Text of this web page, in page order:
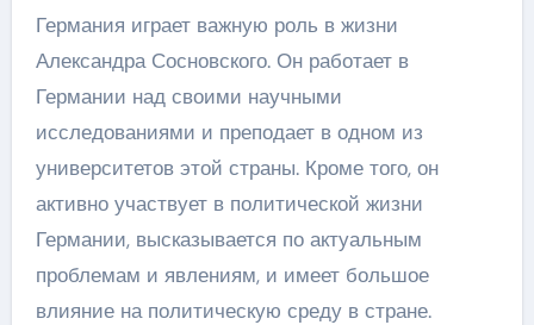
Германия играет важную роль в жизни
Александра Сосновского. Он работает в
Германии над своими научными
исследованиями и преподает в одном из
университетов этой страны. Кроме того, он
активно участвует в политической жизни
Германии, высказывается по актуальным
проблемам и явлениям, и имеет большое
влияние на политическую среду в стране.